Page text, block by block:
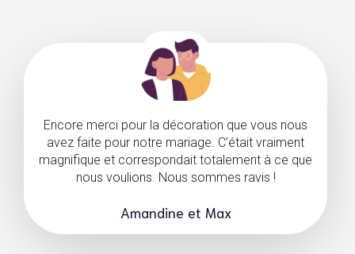
Encore merci pour la décoration que vous nous
avez faite pour notre mariage. C’était vraiment
magnifique et correspondait totalement à ce que
nous voulions. Nous sommes ravis !
Amandine et Max